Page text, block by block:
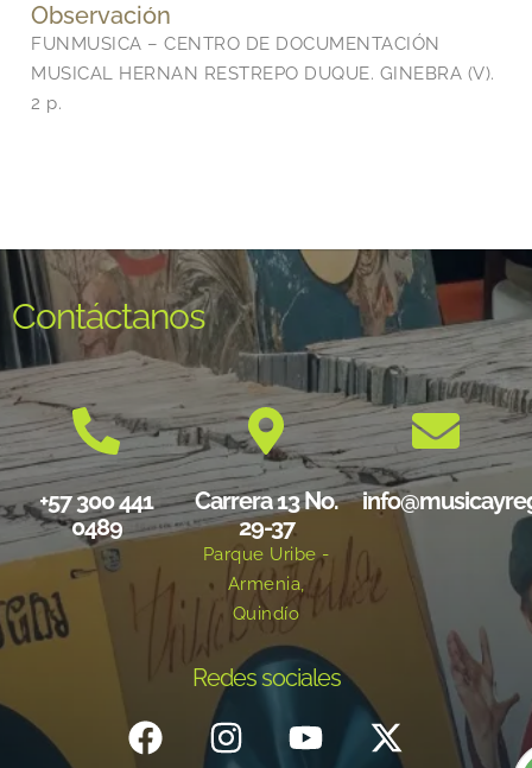
Observación
FUNMUSICA – CENTRO DE DOCUMENTACIÓN
MUSICAL HERNAN RESTREPO DUQUE. GINEBRA (V).
2 p.
Contáctanos
+57 300 441
0489
Carrera 13 No.
29-37
Parque Uribe -
Armenia,
Quindío
Redes sociales